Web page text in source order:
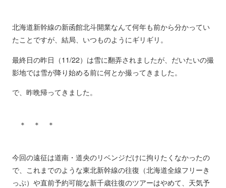
北海道新幹線の新函館北斗開業なんて何年も前から分かってい
たことですが、結局、いつものようにギリギリ。
最終日の昨日（11/22）は雪に翻弄されましたが、だいたいの撮
影地では雪が降り始める前に何とか撮ってきました。
で、昨晩帰ってきました。
＊ ＊ ＊
今回の遠征は道南・道央のリベンジだけに拘りたくなかったの
で、これまでのような東北新幹線の往復（北海道全線フリーき
っぷ）や直前予約可能な新千歳往復のツアーはやめて、天気予